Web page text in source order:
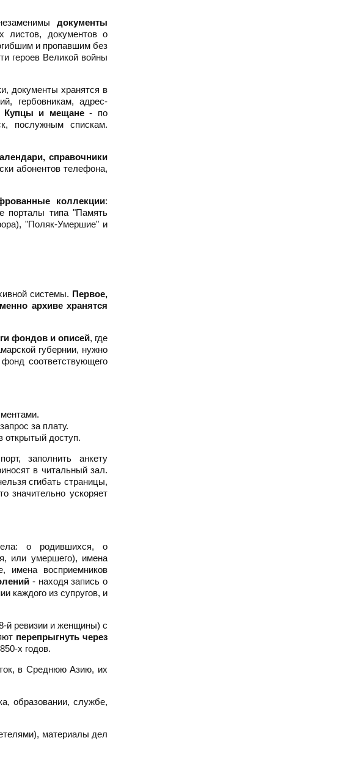
документы
листов, документов о
и пропавшим без
героев Великой войны
документы хранятся в
гербовникам, адрес-
Купцы и мещане- по
послужным спискам.
справочники
абонентов телефона,
коллекции:
порталы типа "Память
"Поляк-Умершие" и
системы. Первое,
архиве хранятся
фондов и описей, где
губернии, нужно
соответствующего
за плату.
доступ.
заполнить анкету
в читальный зал.
сгибать страницы,
значительно ускоряет
о родившихся, о
или умершего), имена
имена восприемников
- находя запись о
каждого из супругов, и
й ревизии и женщины) с
перепрыгнуть через
х годов.
в Среднюю Азию, их
образовании, службе,
материалы дел